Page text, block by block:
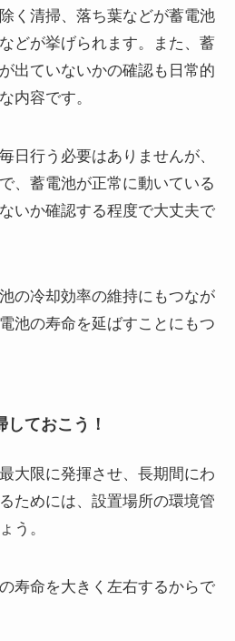
く清掃、落ち葉などが蓄電池
どが挙げられます。また、蓄
出ていないかの確認も日常的
内容です。
日行う必要はありませんが、
、蓄電池が正常に動いている
いか確認する程度で大丈夫で
の冷却効率の維持にもつなが
池の寿命を延ばすことにもつ
ておこう！
大限に発揮させ、長期間にわ
ためには、設置場所の環境管
う。
寿命を大きく左右するからで